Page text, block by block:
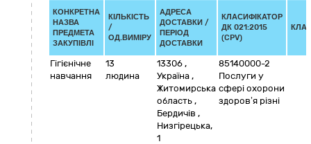
КОНКРЕТНА
НАЗВА
ПРЕДМЕТА
ЗАКУПІВЛІ
КІЛЬКІСТЬ
/
ОД.ВИМІРУ
АДРЕСА
ДОСТАВКИ /
ПЕРІОД
ДОСТАВКИ
КЛАСИФІКАТОР
ДК 021:2015
(CPV)
Гігієнічне
навчання
13
людина
13306 ,
Україна ,
Житомирська
область ,
Бердичів ,
Низгірецька,
1
85140000-2
Послуги у
сфері охорони
здоров’я різні